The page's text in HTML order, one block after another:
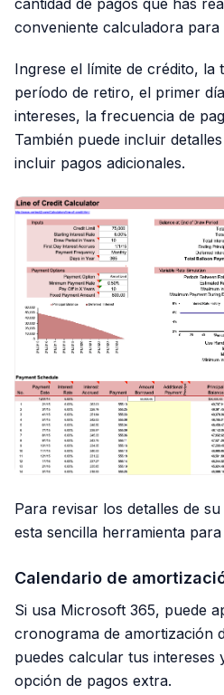
conveniente calculadora para
Ingrese el límite de crédito, la
período de retiro, el primer
intereses, la frecuencia de
También puede incluir
incluir pagos adicionales.
Para revisar los detalles de
esta sencilla herramienta
Calendario de
Si usa Microsoft 365, puede
cronograma de amortización
puedes calcular tus intereses
opción de pagos extra.